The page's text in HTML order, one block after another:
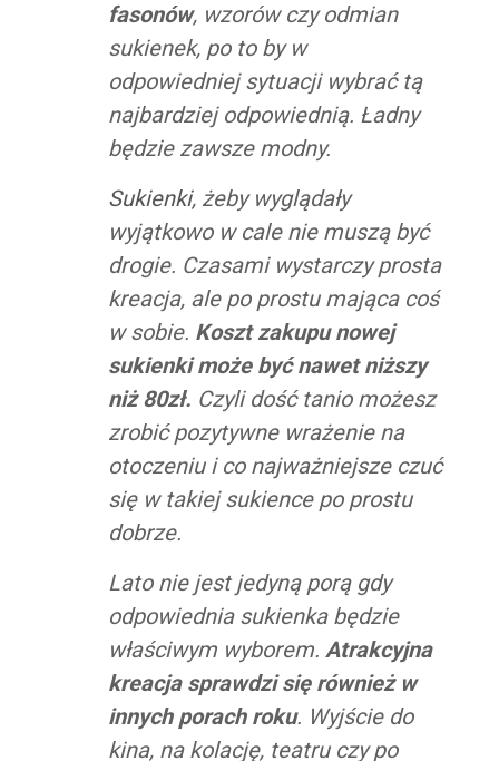
fasonów, wzorów czy odmian
sukienek, po to by w
odpowiedniej sytuacji wybrać tą
najbardziej odpowiednią. Ładny
będzie zawsze modny.
Sukienki, żeby wyglądały
wyjątkowo w cale nie muszą być
drogie. Czasami wystarczy prosta
kreacja, ale po prostu mająca coś
w sobie. Koszt zakupu nowej
sukienki może być nawet niższy
niż 80zł. Czyli dość tanio możesz
zrobić pozytywne wrażenie na
otoczeniu i co najważniejsze czuć
się w takiej sukience po prostu
dobrze.
Lato nie jest jedyną porą gdy
odpowiednia sukienka będzie
właściwym wyborem. Atrakcyjna
kreacja sprawdzi się również w
innych porach roku. Wyjście do
kina, na kolację, teatru czy po